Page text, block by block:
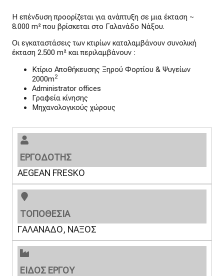
Η επένδυση προορίζεται για ανάπτυξη σε μια έκταση ~
8.000 m² που βρίσκεται στο Γαλανάδο Νάξου.
Οι εγκαταστάσεις των κτιρίων καταλαμβάνουν συνολική
έκταση 2.500 m² και περιλαμβάνουν :
Κτίριο Αποθήκευσης Ξηρού Φορτίου & Ψυγείων
2000m2
Administrator offices
Γραφεία κίνησης
Μηχανολογικούς χώρους
ΕΡΓΟΔΟΤΗΣ
AEGEAN FRESKO
ΤΟΠΟΘΕΣΙΑ
ΓΑΛΑΝΑΔΟ, ΝΑΞΟΣ
ΕΙΔΟΣ ΕΡΓΟΥ